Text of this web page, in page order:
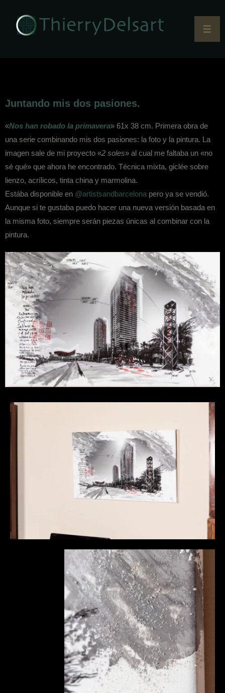
Juntando mis dos pasiones.
«Nos han robado la primavera» 61x 38 cm. Primera obra de
una serie combinando mis dos pasiones: la foto y la pintura. La
imagen sale de mi proyecto «2 soles» al cual me faltaba un «no
sé qué» que ahora he encontrado. Técnica mixta, giclée sobre
lienzo, acrílicos, tinta china y marmolina.
Estába disponible en @artistsandbarcelona pero ya se vendió.
Aunque si te gustaba puedo hacer una nueva versión basada en
la misma foto, siempre serán piezas únicas al combinar con la
pintura.